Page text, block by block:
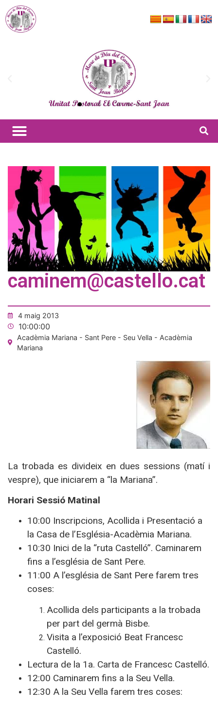
caminem@castello.cat
4 maig 2013
10:00:00
Acadèmia Mariana - Sant Pere - Seu Vella - Acadèmia
Mariana
La trobada es divideix en dues sessions (matí i
vespre), que iniciarem a “la Mariana”.
Horari Sessió Matinal
10:00 Inscripcions, Acollida i Presentació a
la Casa de l’Església-Acadèmia Mariana.
10:30 Inici de la “ruta Castelló”. Caminarem
fins a l’església de Sant Pere.
11:00 A l’església de Sant Pere farem tres
coses:
Acollida dels participants a la trobada
per part del germà Bisbe.
Visita a l’exposició Beat Francesc
Castelló.
Lectura de la 1a. Carta de Francesc Castelló.
12:00 Caminarem fins a la Seu Vella.
12:30 A la Seu Vella farem tres coses: